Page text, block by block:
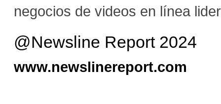
negocios de videos en línea
@Newsline Report 2024
www.newslinereport.com